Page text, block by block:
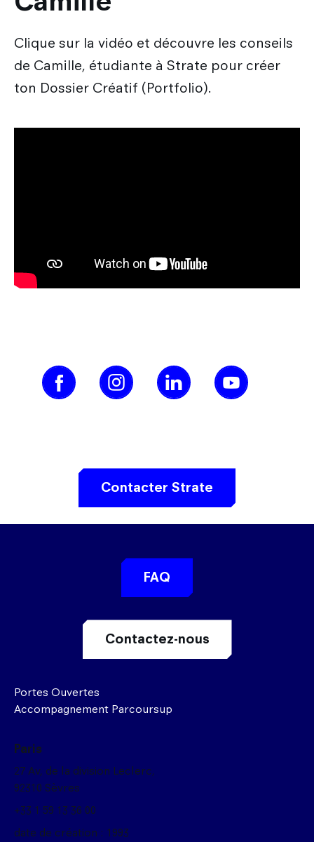
Clique sur la vidéo et découvre les conseils
de Camille, étudiante à Strate pour créer
ton Dossier Créatif (Portfolio).
Contacter Strate
Portes Ouvertes
Accompagnement Parcoursup
FAQ
Contactez-nous
Paris
27 Av, de la division Leclerc,
92310 Sèvres
+33 1 59 13 36 00
date de création : 1993